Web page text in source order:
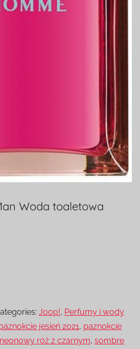
Woda toaletowa
Joop!, Perfumy i wody
jesień 2021, paznokcie
róż z czarnym, sombre